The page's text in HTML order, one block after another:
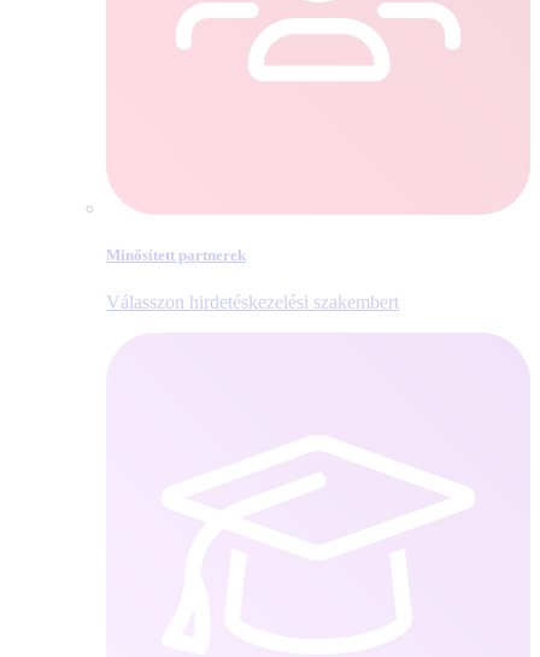
Minősített partnerek
Válasszon hirdetéskezelési szakembert